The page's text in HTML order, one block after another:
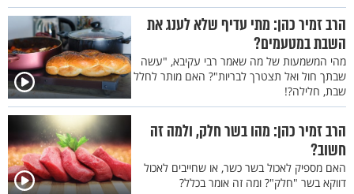
הרב זמיר כהן: מתי עדיף שלא לענג את
השבת במטעמים?
מהי המשמעות של מה שאמר רבי עקיבא, "עשה
שבתך חול ואל תצטרך לבריות"? האם מותר לחלל
שבת, חלילה?!
הרב זמיר כהן: מהו בשר חלק, ולמה זה
חשוב?
האם מספיק לאכול בשר כשר, או שחייבים לאכול
דווקא בשר "חלק"? ומה זה אומר בכלל?